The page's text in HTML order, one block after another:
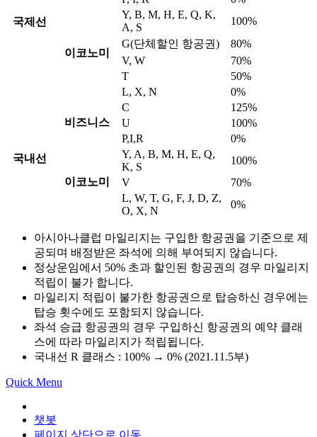
국제선
이코노미
Y, B, M, H, E, Q, K,
A, S
100%
G(단체할인 항공권)
80%
V, W
70%
T
50%
L, X, N
0%
국내선
비즈니스
C
125%
U
100%
P,I,R
0%
이코노미
Y, A, B, M, H, E, Q,
K, S
100%
V
70%
L, W, T, G, F, J, D, Z,
O, X, N
0%
아시아나클럽 마일리지는 구입한 항공권을 기준으로 제
공되며 배정받은 좌석에 의해 부여되지 않습니다.
정상운임에서 50% 초과 할인된 항공권의 경우 마일리지
적립이 불가 합니다.
마일리지 적립이 불가한 항공권으로 탑승하신 경우에는
탑승 횟수에도 포함되지 않습니다.
좌석 승급 항공권의 경우 구입하신 항공권의 예약 클래
스에 따라 마일리지가 적립됩니다.
국내선 R 클래스 : 100% → 0% (2021.11.5부)
Quick Menu
챗봇
페이지 상단으로 이동